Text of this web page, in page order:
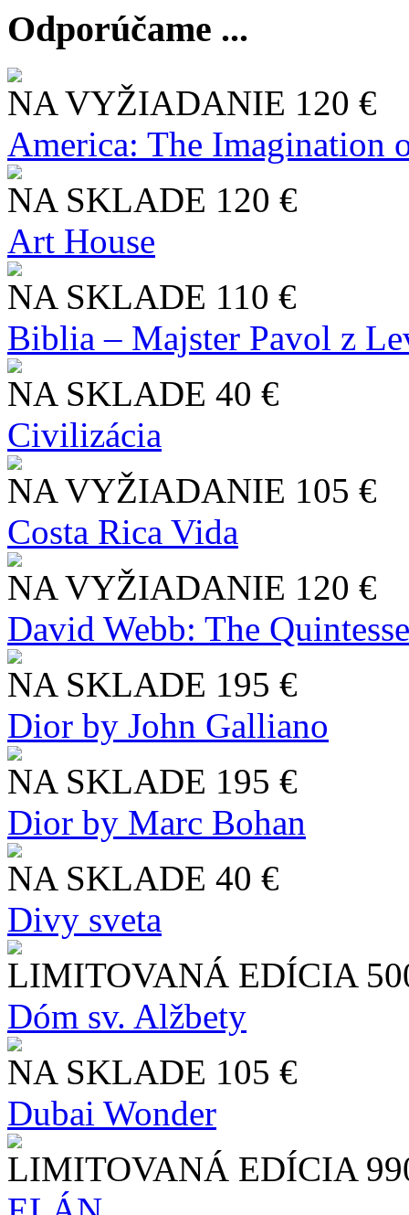
Odporúčame ...
NA VYŽIADANIE 120 €
America: The Imagination
NA SKLADE 120 €
Art House
NA SKLADE 110 €
Biblia – Majster Pavol z
NA SKLADE 40 €
Civilizácia
NA VYŽIADANIE 105 €
Costa Rica Vida
NA VYŽIADANIE 120 €
David Webb: The
NA SKLADE 195 €
Dior by John Galliano
NA SKLADE 195 €
Dior by Marc Bohan
NA SKLADE 40 €
Divy sveta
LIMITOVANÁ EDÍCIA
Dóm sv. Alžbety
NA SKLADE 105 €
Dubai Wonder
LIMITOVANÁ EDÍCIA